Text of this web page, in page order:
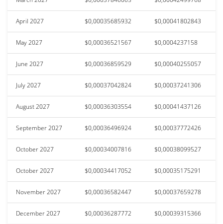
April 2027 $0,00035685932 $0,00041802843
May 2027 $0,00036521567 $0,0004237158
June 2027 $0,00036859529 $0,00040255057
July 2027 $0,00037042824 $0,00037241306
August 2027 $0,00036303554 $0,00041437126
September 2027 $0,00036496924 $0,00037772426
October 2027 $0,00034007816 $0,00038099527
October 2027 $0,00034417052 $0,00035175291
November 2027 $0,00036582447 $0,00037659278
December 2027 $0,00036287772 $0,00039315366